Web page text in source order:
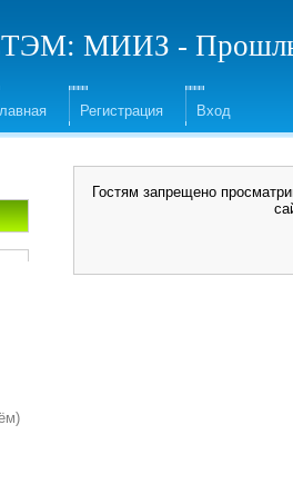
МИИЗ -
Регистрация Вход
Гостям запрещено